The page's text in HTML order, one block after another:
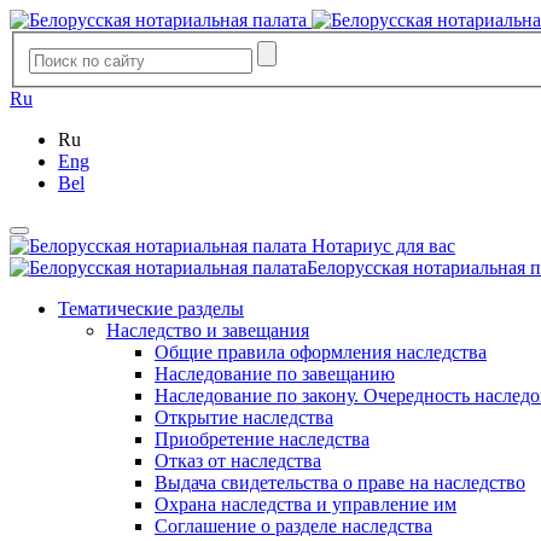
Ru
Ru
Eng
Bel
Нотариус для вас
Белорусская нотариальная
Тематические разделы
Наследство и завещания
Общие правила оформления наследства
Наследование по завещанию
Наследование по закону. Очередность
Открытие наследства
Приобретение наследства
Отказ от наследства
Выдача свидетельства о праве на наследство
Охрана наследства и управление им
Соглашение о разделе наследства